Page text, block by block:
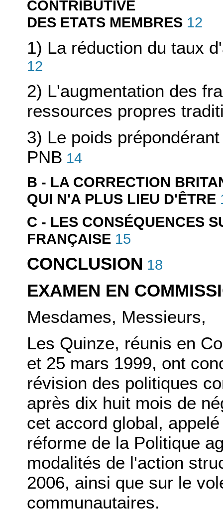
CONTRIBUTIVE
DES ETATS MEMBRES 12
1) La réduction du taux
12
2) L'augmentation des
ressources propres
3) Le poids
PNB 14
B - LA CORRECTION
QUI N'A PLUS LIEU D'ÊTRE
C - LES CONSÉQUENCES
FRANÇAISE 15
CONCLUSION 18
EXAMEN EN
Mesdames, Messieurs,
Les Quinze, réunis en
et 25 mars 1999, ont
révision des politiques
après dix huit mois de
cet accord global,
réforme de la Politique
modalités de l'action
2006, ainsi que sur le
communautaires.